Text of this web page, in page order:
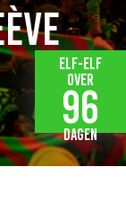
Elf-elf
over
96
dagen